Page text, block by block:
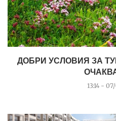
ДОБРИ УСЛОВИЯ ЗА
13:14 -